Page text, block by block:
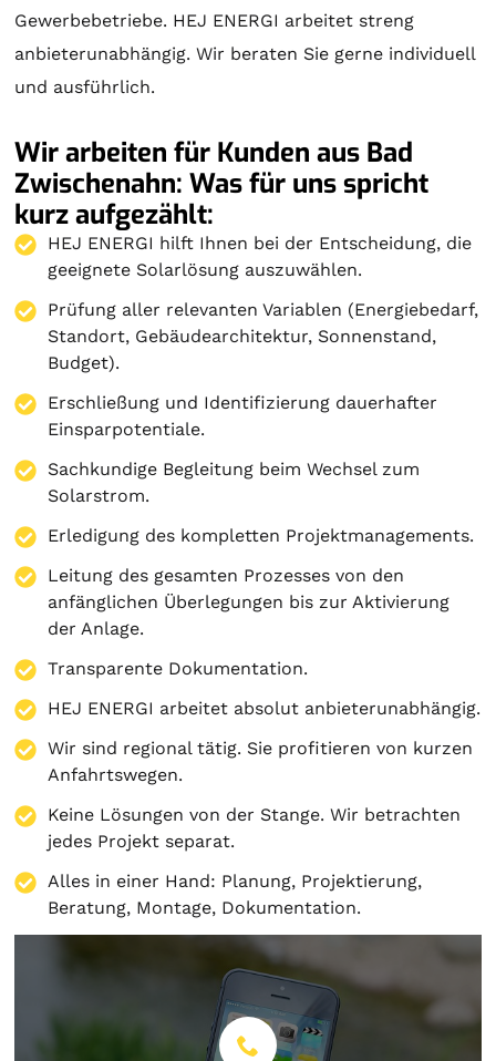
Gewerbebetriebe. HEJ ENERGI arbeitet streng
anbieterunabhängig. Wir beraten Sie gerne individuell
und ausführlich.
Wir arbeiten für Kunden aus Bad
Zwischenahn: Was für uns spricht
kurz aufgezählt:
HEJ ENERGI hilft Ihnen bei der Entscheidung, die
geeignete Solarlösung auszuwählen.
Prüfung aller relevanten Variablen (Energiebedarf,
Standort, Gebäudearchitektur, Sonnenstand,
Budget).
Erschließung und Identifizierung dauerhafter
Einsparpotentiale.
Sachkundige Begleitung beim Wechsel zum
Solarstrom.
Erledigung des kompletten Projektmanagements.
Leitung des gesamten Prozesses von den
anfänglichen Überlegungen bis zur Aktivierung
der Anlage.
Transparente Dokumentation.
HEJ ENERGI arbeitet absolut anbieterunabhängig.
Wir sind regional tätig. Sie profitieren von kurzen
Anfahrtswegen.
Keine Lösungen von der Stange. Wir betrachten
jedes Projekt separat.
Alles in einer Hand: Planung, Projektierung,
Beratung, Montage, Dokumentation.